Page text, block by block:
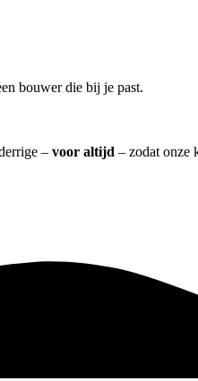
bouwer die bij je past.
– voor altijd – zodat onze